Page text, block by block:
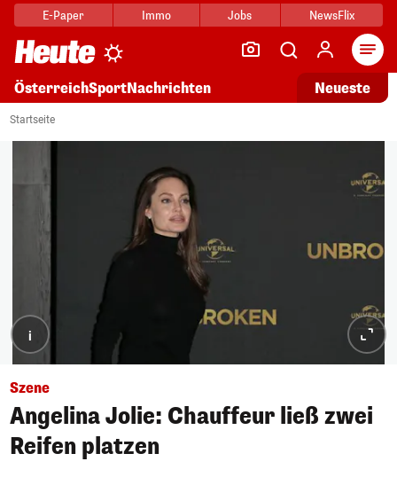
E-Paper Immo Jobs NewsFlix
ÖsterreichSportNachrichten Neueste
Startseite
i
Szene
Angelina Jolie: Chauffeur ließ zwei
Reifen platzen